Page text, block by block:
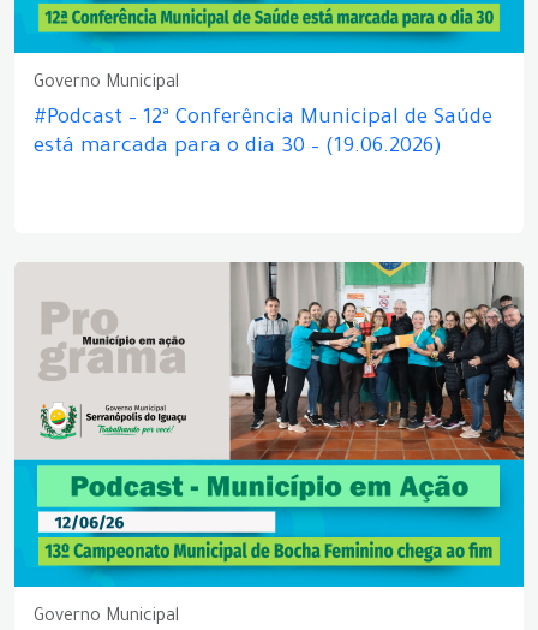
Governo Municipal
#Podcast – 12ª Conferência Municipal de Saúde
está marcada para o dia 30 – (19.06.2026)
Governo Municipal